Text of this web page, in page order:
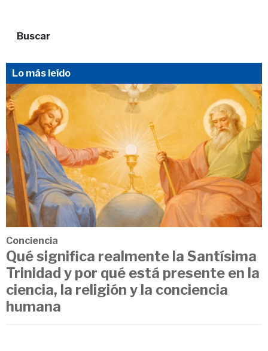
Buscar
Lo más leído
Conciencia
Qué significa realmente la Santísima
Trinidad y por qué está presente en la
ciencia, la religión y la conciencia
humana